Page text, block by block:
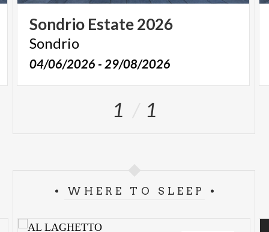
Sondrio Estate2026
Sondrio
04/06/2026 - 29/08/2026
1 1
WHERE TO SLEEP